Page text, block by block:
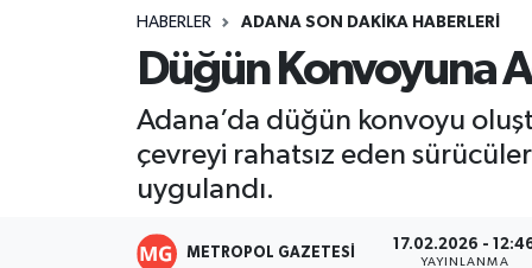
HABERLER ADANA SON DAKIKA HABERLERI
Düğün Konvoyuna
Adana’da düğün konvoyu
çevreyi rahatsız eden
uygulandı.
METROPOL GAZETESI 17.02.2026 -
YAYINLANMA
Özel Haberler
Yerel Yönetim
Kültür-Sanat
Magazin
Tüm Manşetler
Son Dakika Haberleri
Haber Arşivi